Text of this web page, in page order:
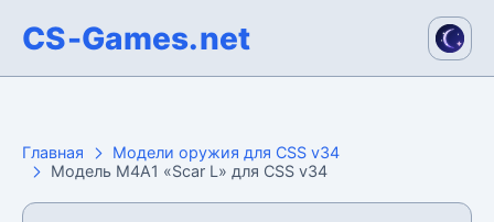
CS-Games.net
Главная
Модели оружия для CSS v34
Модель M4A1 «Scar L» для CSS v34